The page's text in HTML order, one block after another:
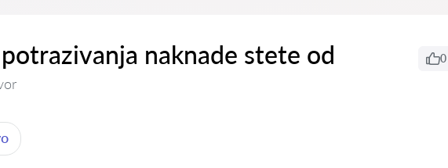
naknade stete od
0